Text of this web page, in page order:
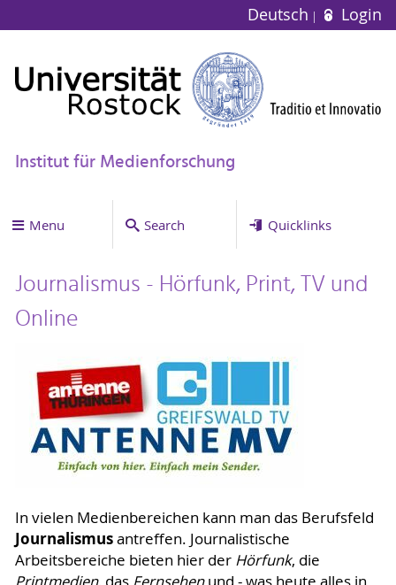
Deutsch Login
Institut für Medienforschung
Menu Search Quicklinks
Journalismus - Hörfunk, Print, TV und
Online
In vielen Medienbereichen kann man das Berufsfeld
Journalismusantreffen. Journalistische
Arbeitsbereiche bieten hier der Hörfunk, die